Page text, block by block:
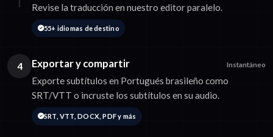
Revise la traducción en nuestro editor paralelo.
55+ idiomas de destino
4 Exportar y compartir Instantáneo
Exporte subtítulos en Portugués brasileño como
SRT/VTT o incruste los subtítulos en su audio.
SRT, VTT, DOCX, PDF y más